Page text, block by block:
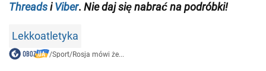
ThreadsiViber. Nie daj się nabrać na podróbki!
Lekkoatletyka
/Sport/Rosja mówi że...